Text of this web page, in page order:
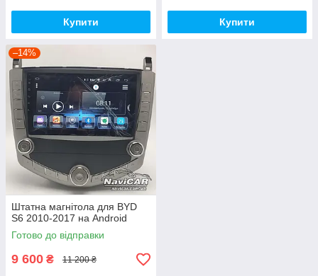
Купити Купити
–14%
Штатна магнітола для BYD
S6 2010-2017 на Android
Готово до відправки
9 600 ₴ 11 200 ₴